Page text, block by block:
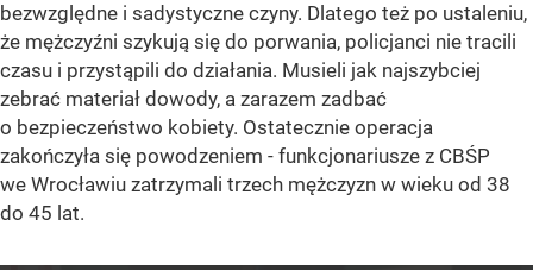
bezwzględne i sadystyczne czyny. Dlatego też po ustaleniu,
że mężczyźni szykują się do porwania, policjanci nie tracili
czasu i przystąpili do działania. Musieli jak najszybciej
zebrać materiał dowody, a zarazem zadbać
o bezpieczeństwo kobiety. Ostatecznie operacja
zakończyła się powodzeniem - funkcjonariusze z CBŚP
we Wrocławiu zatrzymali trzech mężczyzn w wieku od 38
do 45 lat.